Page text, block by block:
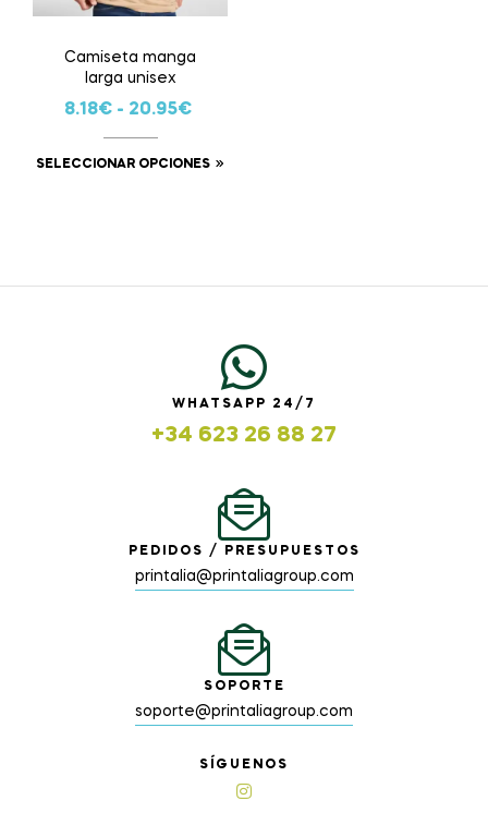
Camiseta manga
larga unisex
8.18€- 20.95€
SELECCIONAR OPCIONES
WHATSAPP 24/7
+34 623 26 88 27
PEDIDOS / PRESUPUESTOS
printalia@printaliagroup.com
SOPORTE
soporte@printaliagroup.com
SÍGUENOS